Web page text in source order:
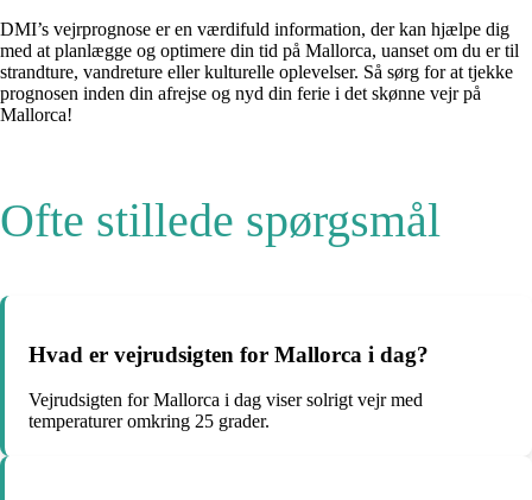
DMI’s vejrprognose er en værdifuld information, der kan hjælpe dig
med at planlægge og optimere din tid på Mallorca, uanset om du er til
strandture, vandreture eller kulturelle oplevelser. Så sørg for at tjekke
prognosen inden din afrejse og nyd din ferie i det skønne vejr på
Mallorca!
Ofte stillede spørgsmål
Hvad er vejrudsigten for Mallorca i dag?
Vejrudsigten for Mallorca i dag viser solrigt vejr med
temperaturer omkring 25 grader.